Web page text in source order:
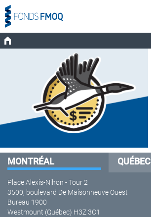
MONTRÉAL QUÉBEC
Place Alexis-Nihon - Tour 2
3500, boulevard De Maisonneuve Ouest
Bureau 1900
Westmount (Québec) H3Z 3C1